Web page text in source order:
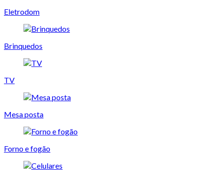
Eletrodom
Brinquedos
TV
Mesa posta
Forno e fogão